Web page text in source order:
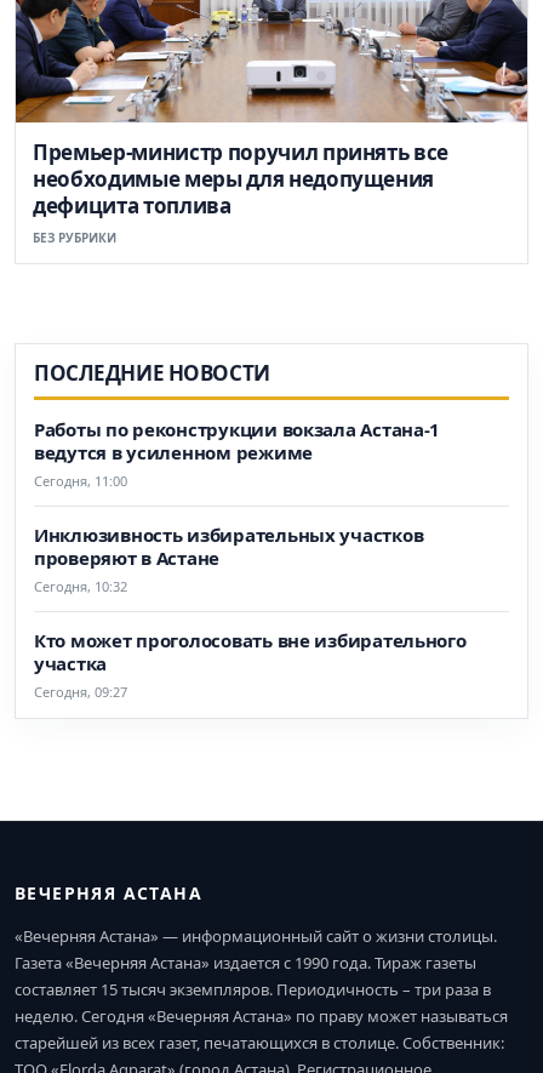
Премьер-министр поручил принять все
необходимые меры для недопущения
дефицита топлива
БЕЗ РУБРИКИ
ПОСЛЕДНИЕ НОВОСТИ
Работы по реконструкции вокзала Астана-1
ведутся в усиленном режиме
Сегодня, 11:00
Инклюзивность избирательных участков
проверяют в Астане
Сегодня, 10:32
Кто может проголосовать вне избирательного
участка
Сегодня, 09:27
ВЕЧЕРНЯЯ АСТАНА
«Вечерняя Астана» — информационный сайт о жизни столицы.
Газета «Вечерняя Астана» издается с 1990 года. Тираж газеты
составляет 15 тысяч экземпляров. Периодичность – три раза в
неделю. Сегодня «Вечерняя Астана» по праву может называться
старейшей из всех газет, печатающихся в столице. Собственник: